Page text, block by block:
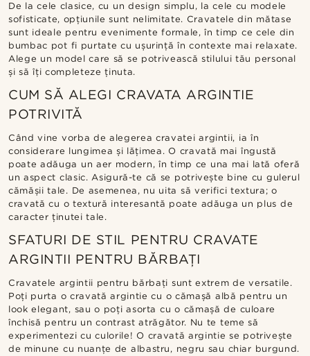
De la cele clasice, cu un design simplu, la cele cu modele
sofisticate, opțiunile sunt nelimitate. Cravatele din mătase
sunt ideale pentru evenimente formale, în timp ce cele din
bumbac pot fi purtate cu ușurință în contexte mai relaxate.
Alege un model care să se potrivească stilului tău personal
și să îți completeze ținuta.
CUM SĂ ALEGI CRAVATA ARGINTIE
POTRIVITĂ
Când vine vorba de alegerea cravatei argintii, ia în
considerare lungimea și lățimea. O cravată mai îngustă
poate adăuga un aer modern, în timp ce una mai lată oferă
un aspect clasic. Asigură-te că se potrivește bine cu gulerul
cămășii tale. De asemenea, nu uita să verifici textura; o
cravată cu o textură interesantă poate adăuga un plus de
caracter ținutei tale.
SFATURI DE STIL PENTRU CRAVATE
ARGINTII PENTRU BĂRBAȚI
Cravatele argintii pentru bărbați sunt extrem de versatile.
Poți purta o cravată argintie cu o cămașă albă pentru un
look elegant, sau o poți asorta cu o cămașă de culoare
închisă pentru un contrast atrăgător. Nu te teme să
experimentezi cu culorile! O cravată argintie se potrivește
de minune cu nuanțe de albastru, negru sau chiar burgund.